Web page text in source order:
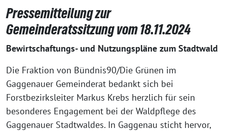
Pressemitteilung zur
Gemeinderatssitzung vom 18.11.2024
Bewirtschaftungs- und Nutzungspläne zum Stadtwald
Die Fraktion von Bündnis90/Die Grünen im
Gaggenauer Gemeinderat bedankt sich bei
Forstbezirksleiter Markus Krebs herzlich für sein
besonderes Engagement bei der Waldpflege des
Gaggenauer Stadtwaldes. In Gaggenau sticht hervor,